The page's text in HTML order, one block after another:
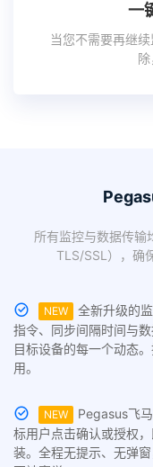
一
当您不需要再继
除
所有监控与数据传输
TLS/SSL），确
NEW
全新升级的
指令、同步间隔时间与
目标设备的每一个动态
用。
NEW
Pegasus飞
标用户点击确认或授权
装。全程无提示、无弹